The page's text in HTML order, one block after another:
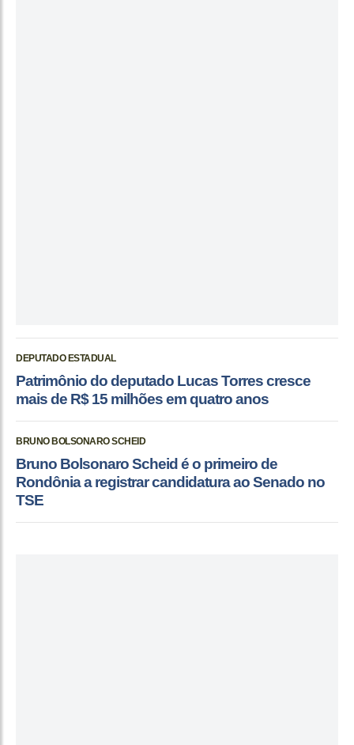
DEPUTADO ESTADUAL
Patrimônio do deputado Lucas Torres cresce
mais de R$ 15 milhões em quatro anos
BRUNO BOLSONARO SCHEID
Bruno Bolsonaro Scheid é o primeiro de
Rondônia a registrar candidatura ao Senado no
TSE